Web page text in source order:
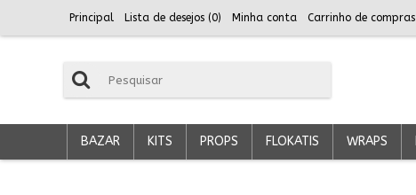
Principal Lista de desejos (0) Minha conta Carrinho de compras
BAZAR KITS PROPS FLOKATIS WRAPS